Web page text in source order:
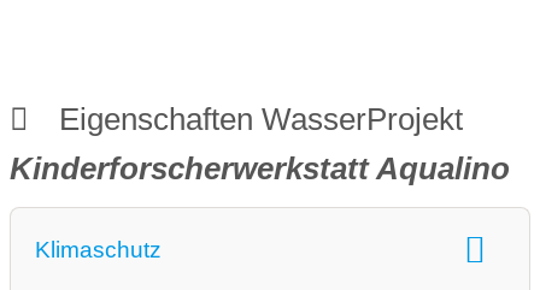
Seen
Eigenschaften WasserProjekt
Kinderforscherwerkstatt Aqualino
Klimaschutz